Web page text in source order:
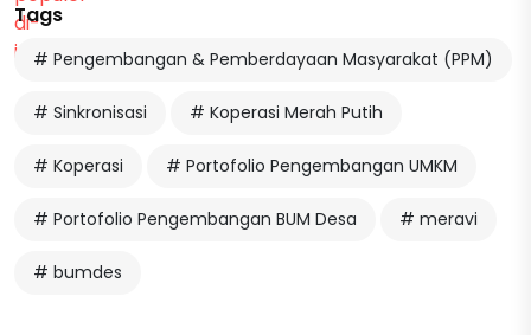
Tags
# Pengembangan & Pemberdayaan Masyarakat (PPM)
# Sinkronisasi # Koperasi Merah Putih
# Koperasi # Portofolio Pengembangan UMKM
# Portofolio Pengembangan BUM Desa # meravi
# bumdes